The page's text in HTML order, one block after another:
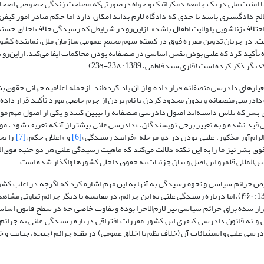
امنیت ملی در یک جامعه دمکراتیک و خواه در‌صورتی‌که مصلحت زندگی خصوصی
باشد تا حدی که دادگاه لازم بداند امکان دارد اما حکم صادر امور
زناشویی یا ولایت اطفال باشد». ازاین‌رو در شرایطی که رسیدگی خلاف اخلاق
جریان تدوین مقرره فوق در کمیته سوم مجمع عمومی سازمان ملل، نماینده
کرده است (قاری سید‌فاطمی، 1389: 23۸-23۹).
دادرسی منصفانه قرار داده و از آن یاد کرده‌اند. ازجمله اعلامیه جهانی
دیگر اقتضائات دادرسی منصفانه و بدون محدود کردن یا نام بردن از جرم خاصی مورد تأکید
و ماده (6) کنوانسیون اروپایی حقوق بشر که تلاش داشته‌اند اصول دادرسی منصفانه را تبیین کنند و یکی از
نشده و به تعبیر برخی نویسندگان، «دادرسی علنی بیشتر از آنکه تعریف شود،
[6] و «اعلان حکم»[7] را
از دیوان اروپایی حقوق بشر نیز ما را به این نکته دلالت می‌کند که ماهیت رسیدگی علنی هر دو جنبه‌
قلمرو این اصل و بیان جزئیات به حقوق داخلی کشورها واگذار شده است.
جرائم سیاسی و نحوه‌ رسیدگی به آنها به این مهم اشاره کرد که اگرچه در اغلب
ماهیت خاص آنها، رسیدگی به جرائم سیاسی تابع آیین خاص است (هاشمی، 1389: ۴۶۰)، اما درباره رسیدگی علنی به این جرائم، در مقایسه با دیگر
شده برای جرائم سیاسی نیز لازم‌الاجرا بوده و تفاوت خاصی چه در سطح قانون
قانون دادرسی کیفری این کشور مقررات افتراقی درباره رسیدگی علنی به
(400) و (535) این قانون در باب اصل دادرسی علنی و استثنائات آن (خلاف نظم یا اخلاق عمومی) در بقیه جرائم (جنحه،